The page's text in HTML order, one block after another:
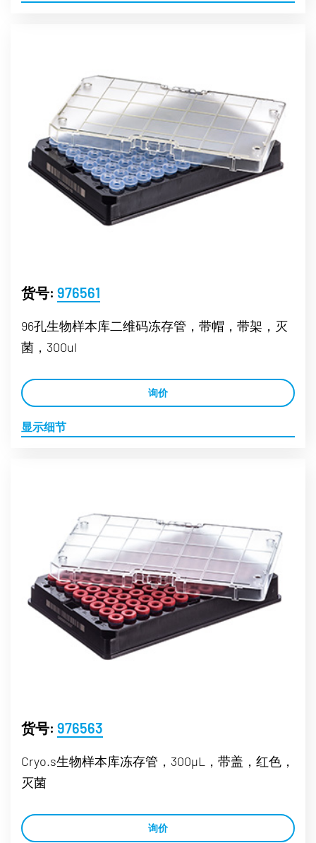
货号: 976561
96孔生物样本库二维码冻存管，带帽，带架，灭
菌，300ul
询价
显示细节
货号: 976563
Cryo.s生物样本库冻存管，300µL，带盖，红色，
灭菌
询价